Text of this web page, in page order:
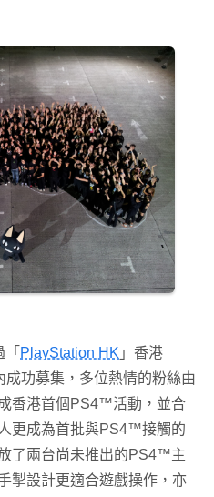
PlayStation HK 」香港
功募集，多位熱情的粉絲由
香港首個PS4™活動，並合
更成為首批與PS4™接觸的
了兩台尚未推出的PS4™主
掣設計更適合遊戲操作，亦